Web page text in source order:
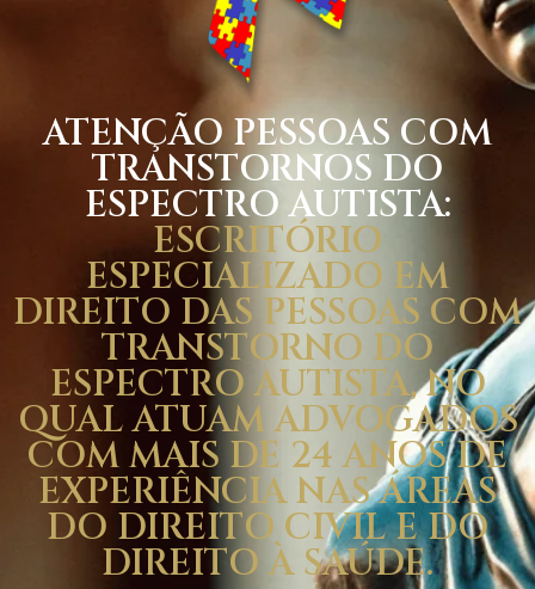
ATENÇÃO PESSOAS COM
TRANSTORNOS DO
ESPECTRO AUTISTA:
ESCRITÓRIO
ESPECIALIZADO EM
DIREITO DAS PESSOAS COM
TRANSTORNO DO
ESPECTRO AUTISTA, NO
QUAL ATUAM ADVOGADOS
COM MAIS DE 24 ANOS DE
EXPERIÊNCIA NAS ÁREAS
DO DIREITO CIVIL E DO
DIREITO À SAÚDE.